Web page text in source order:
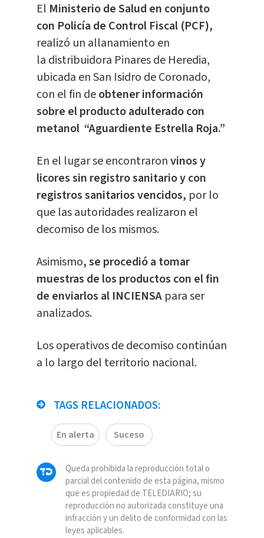
El Ministerio de Salud en conjunto
con Policía de Control Fiscal (PCF),
realizó un allanamiento en
la distribuidora Pinares de Heredia,
ubicada en San Isidro de Coronado,
con el fin deobtener información
sobre el producto adulterado con
metanol “Aguardiente Estrella Roja.”
En el lugar se encontraronvinos y
licores sin registro sanitario y con
registros sanitarios vencidos, por lo
que las autoridades realizaron el
decomiso de los mismos.
Asimismo, se procedió a tomar
muestras de los productos con el fin
de enviarlos al INCIENSApara ser
analizados.
Los operativos de decomiso continúan
a lo largo del territorio nacional.
TAGS RELACIONADOS:
En alerta Suceso
Queda prohibida la reproducción total o
parcial del contenido de esta página, mismo
que es propiedad de TELEDIARIO; su
reproducción no autorizada constituye una
infracción y un delito de conformidad con las
leyes aplicables.